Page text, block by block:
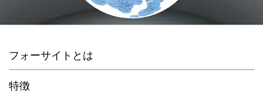
フォーサイトとは
特徴